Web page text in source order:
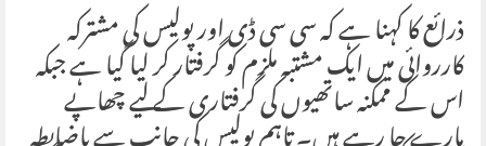
ذرائع کا کہنا ہے کہ سی سی ڈی اور پولیس کی مشترکہ
کارروائی میں ایک مشتبہ ملزم کو گرفتار کر لیا گیا ہے جبکہ
اس کے ممکنہ ساتھیوں کی گرفتاری کے لیے چھاپے